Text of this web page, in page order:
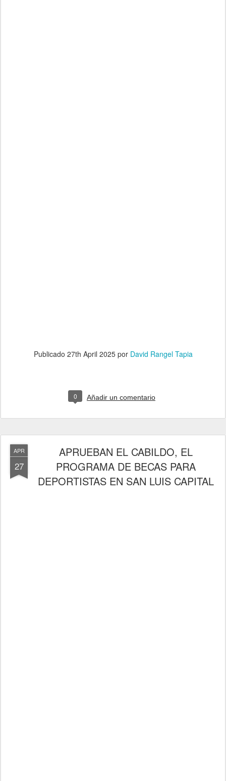
Publicado 27th April 2025por David Rangel Tapia
0 Añadir un comentario
APR
27
APRUEBAN EL CABILDO, EL
PROGRAMA DE BECAS PARA
DEPORTISTAS EN SAN LUIS CAPITAL